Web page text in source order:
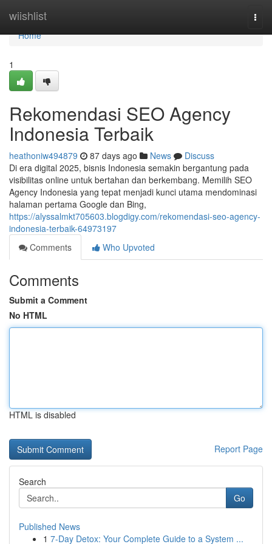
wiishlist
Home
Home
1
Rekomendasi SEO Agency
Indonesia Terbaik
heathoniw494879 87 days ago News
Discuss
Di era digital 2025, bisnis Indonesia semakin bergantung pada
visibilitas online untuk bertahan dan berkembang. Memilih SEO
Agency Indonesia yang tepat menjadi kunci utama mendominasi
halaman pertama Google dan Bing,
https://alyssalmkt705603.blogdigy.com/rekomendasi-seo-agency-
indonesia-terbaik-64973197
Comments
Who Upvoted
Comments
Submit a Comment
No HTML
HTML is disabled
Report Page
Search
Go
Published News
1 7-Day Detox: Your Complete Guide to a System ...